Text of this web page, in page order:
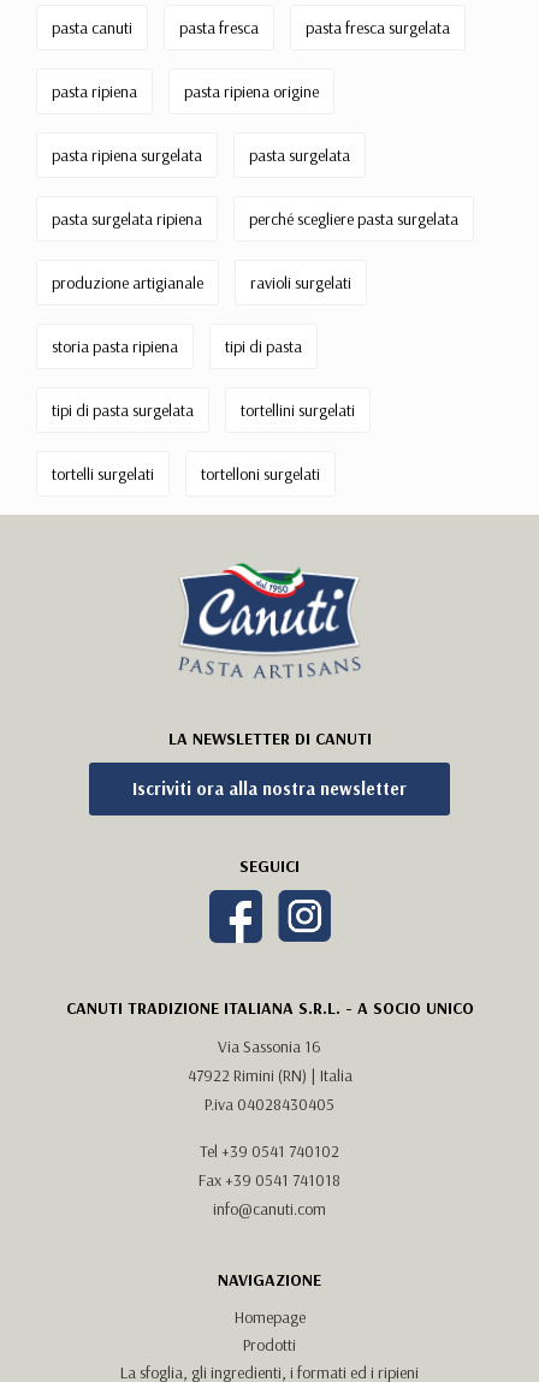
pasta canuti pasta fresca pasta fresca surgelata
pasta ripiena pasta ripiena origine
pasta ripiena surgelata pasta surgelata
pasta surgelata ripiena perché scegliere pasta surgelata
produzione artigianale ravioli surgelati
storia pasta ripiena tipi di pasta
tipi di pasta surgelata tortellini surgelati
tortelli surgelati tortelloni surgelati
LA NEWSLETTER DI CANUTI
Iscriviti ora alla nostra newsletter
SEGUICI
CANUTI TRADIZIONE ITALIANA S.R.L. - A SOCIO UNICO
Via Sassonia 16
47922 Rimini (RN) | Italia
P.iva 04028430405
Tel +39 0541 740102
Fax +39 0541 741018
info@canuti.com
NAVIGAZIONE
Homepage
Prodotti
La sfoglia, gli ingredienti, i formati ed i ripieni